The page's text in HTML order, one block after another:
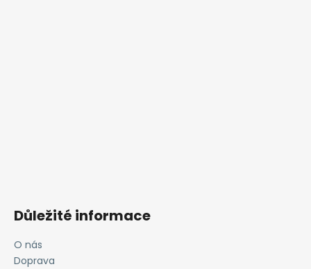
Důležité informace
O nás
Doprava